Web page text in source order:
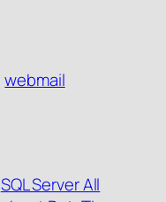
webmail
SQL Server All